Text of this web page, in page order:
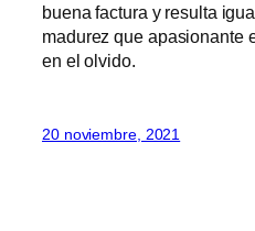
buena factura y resulta
madurez que apasionante
en el olvido.
20 noviembre, 2021